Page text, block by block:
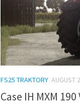
FS25 TRAKTORY AUGUST
Case IH MXM 190